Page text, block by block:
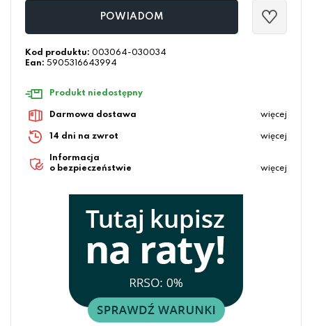
POWIADOM
Kod produktu: 003064-030034
Ean: 5905316643994
Produkt niedostępny
Darmowa dostawa więcej
14 dni na zwrot więcej
Informacja
o bezpieczeństwie
więcej